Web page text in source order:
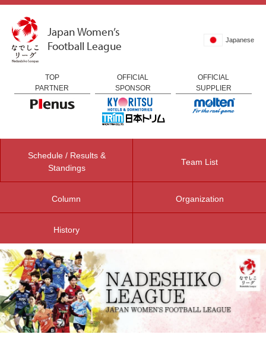
Japan Women’s
Football League
Japanese
TOP
PARTNER
OFFICIAL
SPONSOR
OFFICIAL
SUPPLIER
Schedule / Results &
Standings
Team List
Column Organization
History